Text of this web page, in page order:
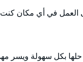
في أي مكان كنت
بكل سهولة ويسر